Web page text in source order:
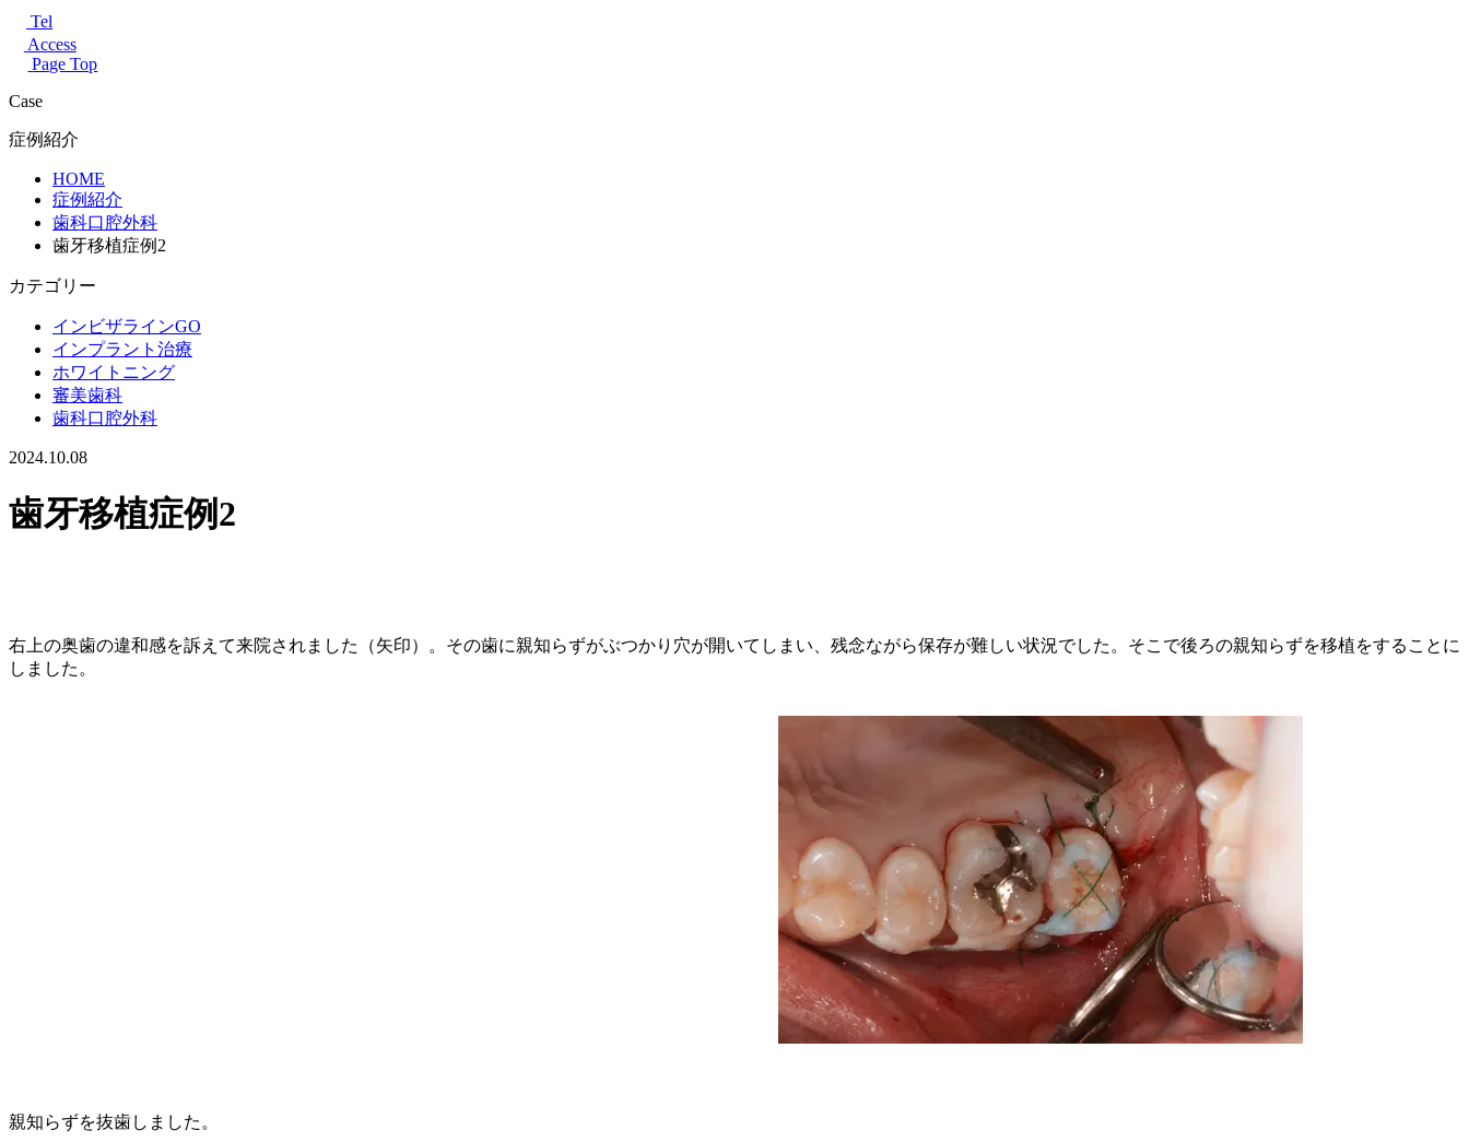
Tel
Access
Page Top
Case
症例紹介
HOME
症例紹介
歯科口腔外科
歯牙移植症例2
カテゴリー
インビザラインGO
インプラント治療
ホワイトニング
審美歯科
歯科口腔外科
2024.10.08
歯牙移植症例2
右上の奥歯の違和感を訴えて来院されました（矢印）。その歯に親知らずがぶつかり穴が開いてしまい、残念ながら保存が難しい状況でした。そこで後ろの親知らずを移植をすることに
しました。
親知らずを抜歯しました。